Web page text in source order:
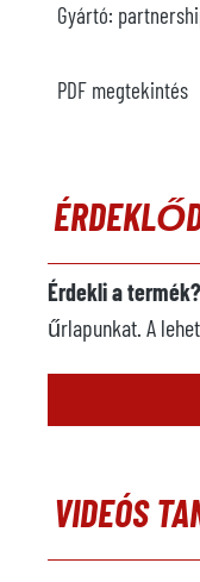
Gyártó:
PDF megtekintés
Érdekli a termék?
űrlapunkat. A
VIDEÓS